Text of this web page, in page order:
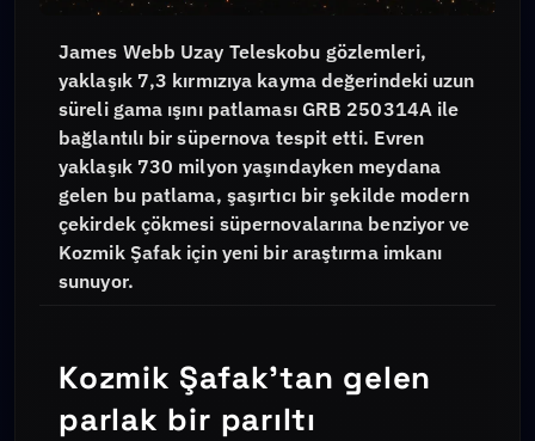
James Webb Uzay Teleskobu gözlemleri,
yaklaşık 7,3 kırmızıya kayma değerindeki uzun
süreli gama ışını patlaması GRB 250314A ile
bağlantılı bir süpernova tespit etti. Evren
yaklaşık 730 milyon yaşındayken meydana
gelen bu patlama, şaşırtıcı bir şekilde modern
çekirdek çökmesi süpernovalarına benziyor ve
Kozmik Şafak için yeni bir araştırma imkanı
sunuyor.
Kozmik Şafak'tan gelen
parlak bir parıltı